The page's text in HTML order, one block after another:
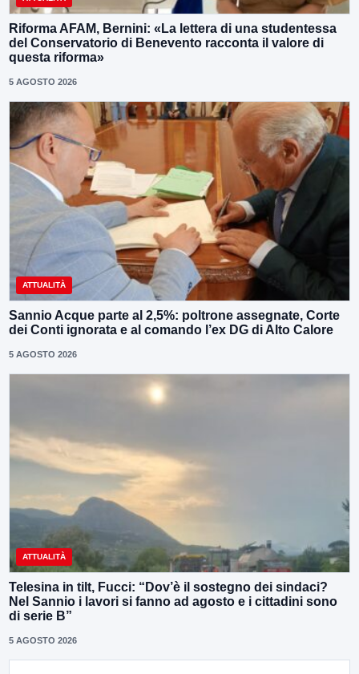
Riforma AFAM, Bernini: «La lettera di una studentessa
del Conservatorio di Benevento racconta il valore di
questa riforma»
5 AGOSTO 2026
ATTUALITÀ
Sannio Acque parte al 2,5%: poltrone assegnate, Corte
dei Conti ignorata e al comando l’ex DG di Alto Calore
5 AGOSTO 2026
ATTUALITÀ
Telesina in tilt, Fucci: “Dov’è il sostegno dei sindaci?
Nel Sannio i lavori si fanno ad agosto e i cittadini sono
di serie B”
5 AGOSTO 2026